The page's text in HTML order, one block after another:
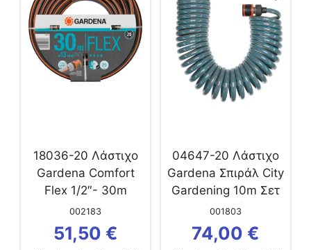
18036-20 Λάστιχο
Gardena Comfort
Flex 1/2″- 30m
002183
51,50 €
04647-20 Λάστιχο
Gardena Σπιράλ City
Gardening 10m Σετ
με ακροφύσιο/
συνδέσμους OGS
(ΠΑΛΙΟΣ 18424-20)
001803
74,00 €